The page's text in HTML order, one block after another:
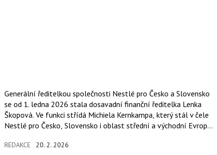
Generální ředitelkou společnosti Nestlé pro Česko a Slovensko
se od 1. ledna 2026 stala dosavadní finanční ředitelka Lenka
Škopová. Ve funkci střídá Michiela Kernkampa, který stál v čele
Nestlé pro Česko, Slovensko i oblast střední a východní Evropy
REDAKCE 20. 2. 2026